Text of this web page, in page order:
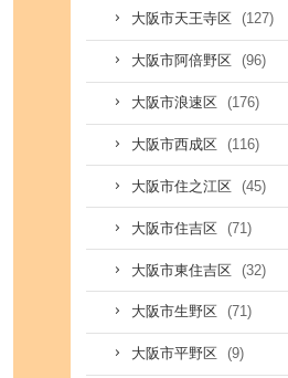
大阪市天王寺区 (127)
大阪市阿倍野区 (96)
大阪市浪速区 (176)
大阪市西成区 (116)
大阪市住之江区 (45)
大阪市住吉区 (71)
大阪市東住吉区 (32)
大阪市生野区 (71)
大阪市平野区 (9)